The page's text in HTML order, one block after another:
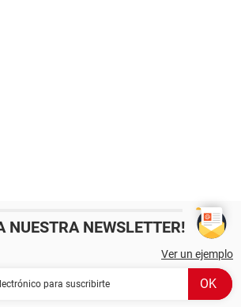
NUESTRA NEWSLETTER!
Ver un ejemplo